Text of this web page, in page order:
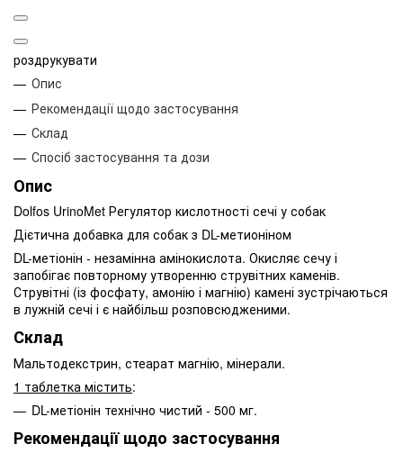
роздрукувати
Опис
Рекомендації щодо застосування
Склад
Спосіб застосування та дози
Опис
Dolfos UrinoMet Регулятор кислотності сечі у собак
Дієтична добавка для собак з DL-метионіном
DL-метіонін - незамінна амінокислота. Окисляє сечу і
запобігає повторному утворенню струвітних каменів.
Струвітні (із фосфату, амонію і магнію) камені зустрічаються
в лужній сечі і є найбільш розповсюдженими.
Склад
Мальтодекстрин, стеарат магнію, мінерали.
1 таблетка містить:
DL-метіонін технічно чистий - 500 мг.
Рекомендації щодо застосування